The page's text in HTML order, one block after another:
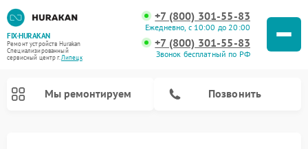
FIX-HURAKAN
Ремонт устройств Hurakan
Специализированный
cервисный центр г.Липецк
+7 (800) 301-55-83
Ежедневно, с 10:00 до 20:00
+7 (800) 301-55-83
Звонок бесплатный по РФ
Мы ремонтируем Позвонить